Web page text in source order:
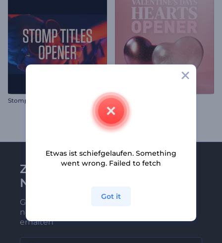
Stomp Titel Opener Valentinstag Herz Opener
Zu Renderforest-
Newsletter anmelden
Gehören Sie zu den Ersten, die unsere
neuesten Nachrichten und Angebote
erhalten
Etwas ist schiefgelaufen. Something
went wrong. Failed to fetch
Got it